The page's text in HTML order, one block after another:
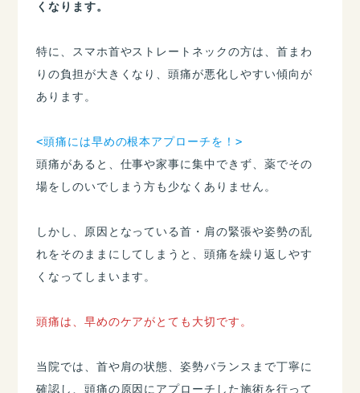
くなります。
特に、スマホ首やストレートネックの方は、首まわ
りの負担が大きくなり、頭痛が悪化しやすい傾向が
あります。
<頭痛には早めの根本アプローチを！>
頭痛があると、仕事や家事に集中できず、薬でその
場をしのいでしまう方も少なくありません。
しかし、原因となっている首・肩の緊張や姿勢の乱
れをそのままにしてしまうと、頭痛を繰り返しやす
くなってしまいます。
頭痛は、早めのケアがとても大切です。
当院では、首や肩の状態、姿勢バランスまで丁寧に
確認し、頭痛の原因にアプローチした施術を行って